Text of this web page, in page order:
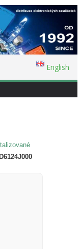
English